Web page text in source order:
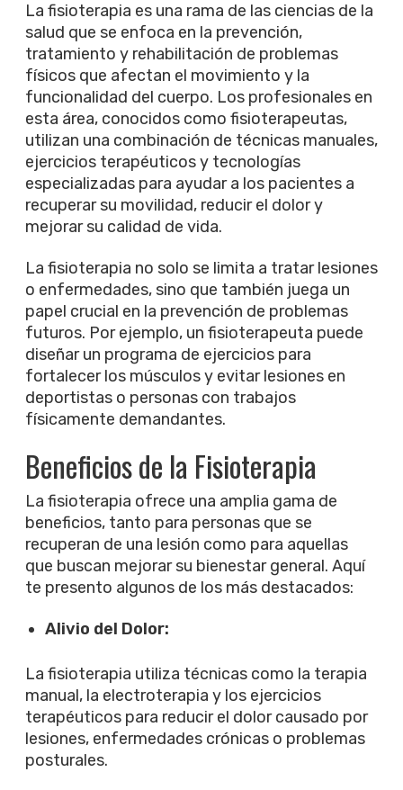
La fisioterapia es una rama de las ciencias de la
salud que se enfoca en la prevención,
tratamiento y rehabilitación de problemas
físicos que afectan el movimiento y la
funcionalidad del cuerpo. Los profesionales en
esta área, conocidos como fisioterapeutas,
utilizan una combinación de técnicas manuales,
ejercicios terapéuticos y tecnologías
especializadas para ayudar a los pacientes a
recuperar su movilidad, reducir el dolor y
mejorar su calidad de vida.
La fisioterapia no solo se limita a tratar lesiones
o enfermedades, sino que también juega un
papel crucial en la prevención de problemas
futuros. Por ejemplo, un fisioterapeuta puede
diseñar un programa de ejercicios para
fortalecer los músculos y evitar lesiones en
deportistas o personas con trabajos
físicamente demandantes.
Beneficios de la Fisioterapia
La fisioterapia ofrece una amplia gama de
beneficios, tanto para personas que se
recuperan de una lesión como para aquellas
que buscan mejorar su bienestar general. Aquí
te presento algunos de los más destacados:
Alivio del Dolor:
La fisioterapia utiliza técnicas como la terapia
manual, la electroterapia y los ejercicios
terapéuticos para reducir el dolor causado por
lesiones, enfermedades crónicas o problemas
posturales.